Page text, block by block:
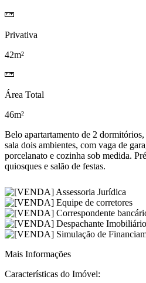
Privativa
42m²
Área Total
46m²
Belo apartartamento de 2
sala dois ambientes, com vaga de
porcelanato e cozinha sob medida.
quiosques e salão de festas.
Mais Informações
Características do Imóvel: